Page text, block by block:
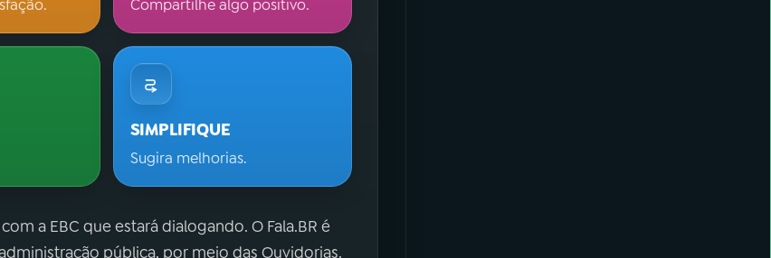
Compartilhe algo positivo.
SIMPLIFIQUE
Sugira melhorias.
a EBC que estará dialogando. O Fala.BR é
pública, por meio das Ouvidorias.